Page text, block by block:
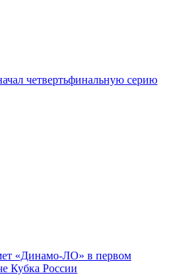
четвертьфинальную серию
«Динамо-ЛО» в первом
Кубка России